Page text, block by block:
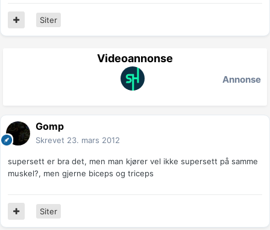
Siter
Videoannonse
Annonse
Gomp
Skrevet 23. mars 2012
supersett er bra det, men man kjører vel ikke supersett på samme
muskel?, men gjerne biceps og triceps
Siter